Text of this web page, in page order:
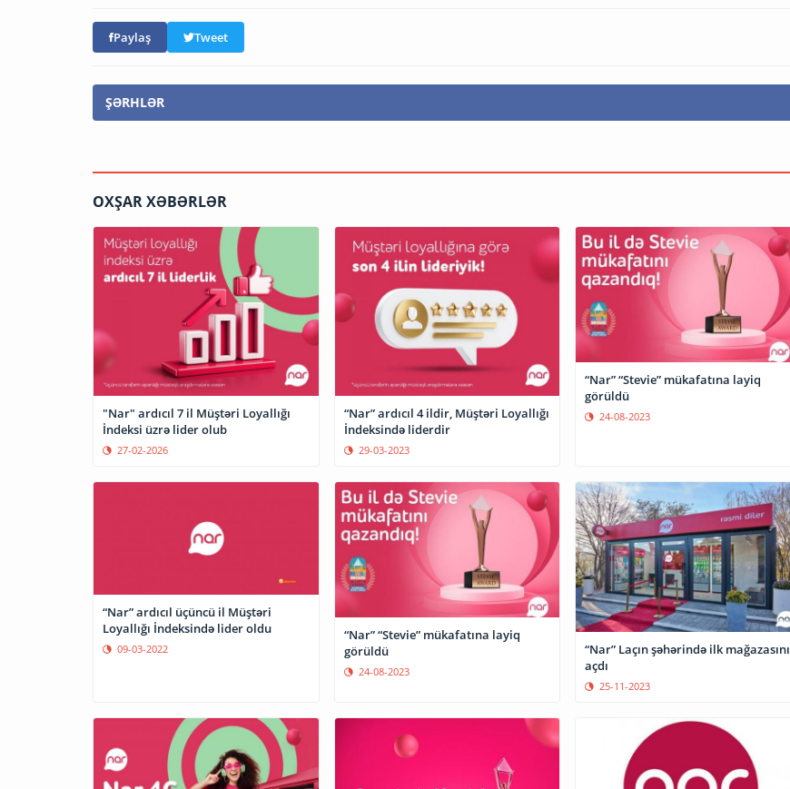
Paylaş Tweet
ŞƏRHLƏR
OXŞAR XƏBƏRLƏR
"Nar" ardıcıl 7 il Müştəri Loyallığı
İndeksi üzrə lider olub
27-02-2026
“Nar” ardıcıl 4 ildir, Müştəri Loyallığı
İndeksində liderdir
29-03-2023
“Nar” “Stevie” mükafatına layiq
görüldü
24-08-2023
“Nar” ardıcıl üçüncü il Müştəri
Loyallığı İndeksində lider oldu
09-03-2022
“Nar” “Stevie” mükafatına layiq
görüldü
24-08-2023
“Nar” Laçın şəhərində ilk mağazasını
açdı
25-11-2023